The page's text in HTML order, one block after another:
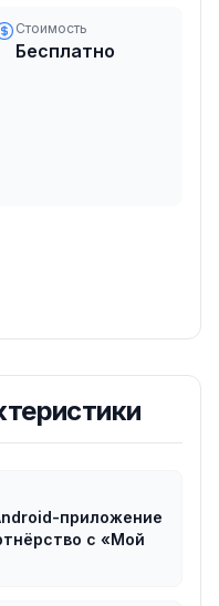
Стоимость
Бесплатно
приложение
с «Мой